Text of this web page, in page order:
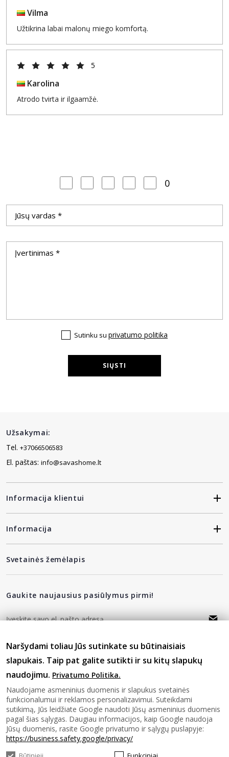
Vilma
Užtikrina labai malonų miego komfortą.
5
Karolina
Atrodo tvirta ir ilgaamžė.
0
Sutinku su privatumo politika
SIŲSTI
Užsakymai:
Tel. +37066506583
El. paštas: info@savashome.lt
Informacija klientui
Informacija
Svetainės žemėlapis
Gaukite naujausius pasiūlymus pirmi!
Sutinku suprivatumo politika
Sekite mus
Naršydami toliau Jūs sutinkate su būtinaisiais
slapukais. Taip pat galite sutikti ir su kitų slapukų
naudojimu. Privatumo Politika.
Naudojame asmeninius duomenis ir slapukus svetainės
funkcionalumui ir reklamos personalizavimui. Suteikdami
sutikimą, Jūs leidžiate Google naudoti Jūsų asmeninius duomenis
pagal šias sąlygas. Daugiau informacijos, kaip Google naudoja
Jūsų duomenis, rasite Google privatumo ir sąlygų puslapyje:
https://business.safety.google/privacy/